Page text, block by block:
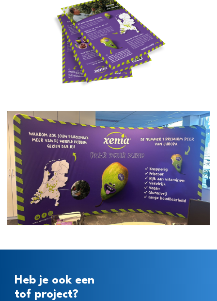
Heb je ook een
tof project?